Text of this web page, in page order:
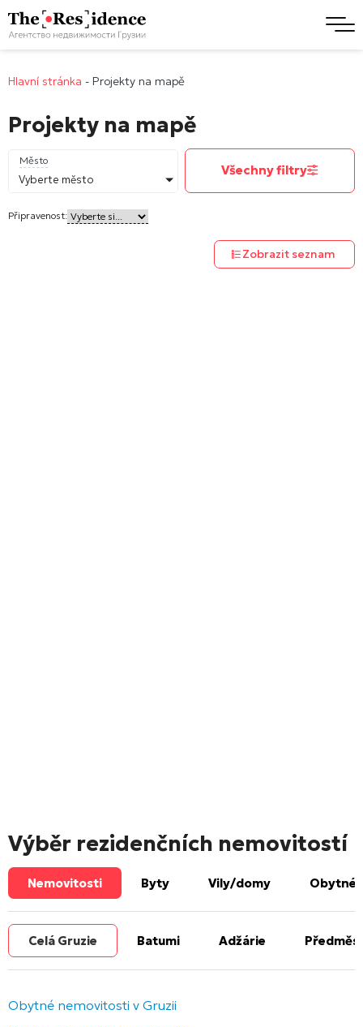
Hlavní stránka - Projekty na mapě
Projekty na mapě
Město
Vyberte město
Všechny filtry
Připravenost:
Zobrazit seznam
Výběr rezidenčních nemovitostí
Nemovitosti Byty Vily/domy Obytné
Celá Gruzie Batumi Adžárie
Obytné nemovitosti v Gruzii